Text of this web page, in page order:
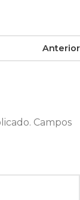
Anterior
Campos